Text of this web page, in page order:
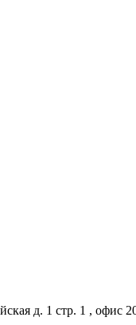
д. 1 стр. 1 , офис